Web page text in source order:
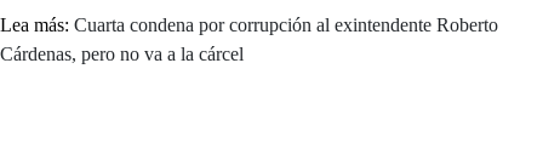
Lea más: Cuarta condena por corrupción al exintendente Roberto
Cárdenas, pero no va a la cárcel